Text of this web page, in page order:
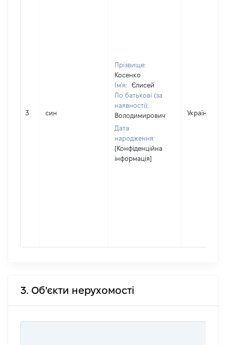
3 син
Прізвище:
Косенко
Ім'я:
Єлисей
По батькові (за
наявності):
Володимирович
Дата
народження:
[Конфіденційна
інформація]
Україна
3. Об'єкти нерухомості